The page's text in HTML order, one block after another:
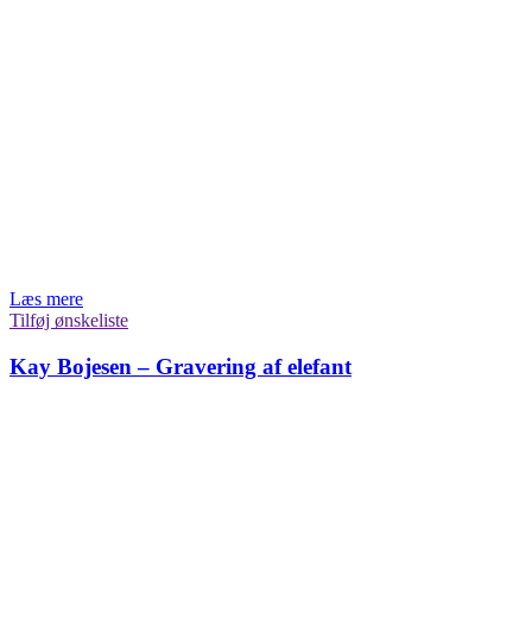
Læs mere
Tilføj ønskeliste
Kay Bojesen – Gravering af elefant